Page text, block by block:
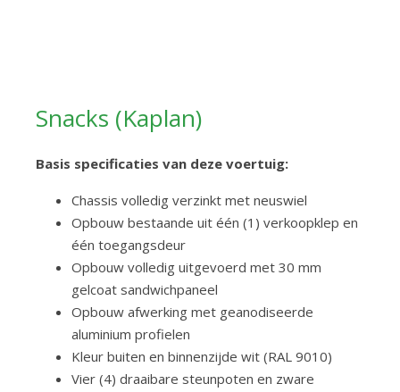
Snacks (Kaplan)
Basis specificaties van deze voertuig:
Chassis volledig verzinkt met neuswiel
Opbouw bestaande uit één (1) verkoopklep en
één toegangsdeur
Opbouw volledig uitgevoerd met 30 mm
gelcoat sandwichpaneel
Opbouw afwerking met geanodiseerde
aluminium profielen
Kleur buiten en binnenzijde wit (RAL 9010)
Vier (4) draaibare steunpoten en zware